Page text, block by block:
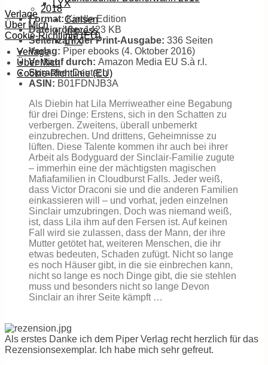
LYX
Verlage
Über Mich
Cookie-Richtlinie (EU)
2018
Carlsen
Impress
LYX
Verlage
Über Mich
Cookie-Richtlinie (EU)
Format:Kindle Edition
Dateigröße:1423 KB
Seitenzahl der Print-Ausgabe: 336 Seiten
Verlag: Piper ebooks (4. Oktober 2016)
Verkauf durch: Amazon Media EU S.à r.l.
Sprache:Deutsch
ASIN: B01FDNJB3A
Als Diebin hat Lila Merriweather eine Begabung
für drei Dinge: Erstens, sich in den Schatten zu
verbergen. Zweitens, überall unbemerkt
einzubrechen. Und drittens, Geheimnisse zu
lüften. Diese Talente kommen ihr auch bei ihrer
Arbeit als Bodyguard der Sinclair-Familie zugute
– immerhin eine der mächtigsten magischen
Mafiafamilien in Cloudburst Falls. Jeder weiß,
dass Victor Draconi sie und die anderen Familien
einkassieren will – und vorhat, jeden einzelnen
Sinclair umzubringen. Doch was niemand weiß,
ist, dass Lila ihm auf den Fersen ist. Auf keinen
Fall wird sie zulassen, dass der Mann, der ihre
Mutter getötet hat, weiteren Menschen, die ihr
etwas bedeuten, Schaden zufügt. Nicht so lange
es noch Häuser gibt, in die sie einbrechen kann,
nicht so lange es noch Dinge gibt, die sie stehlen
muss und besonders nicht so lange Devon
Sinclair an ihrer Seite kämpft …
Als erstes Danke ich dem Piper Verlag recht herzlich für das
Rezensionsexemplar. Ich habe mich sehr gefreut.